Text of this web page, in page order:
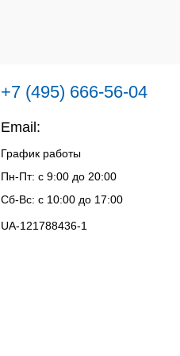
+7 (495) 666-56-04
Email:
График работы
Пн-Пт: с 9:00 до 20:00
Сб-Вс: с 10:00 до 17:00
UA-121788436-1